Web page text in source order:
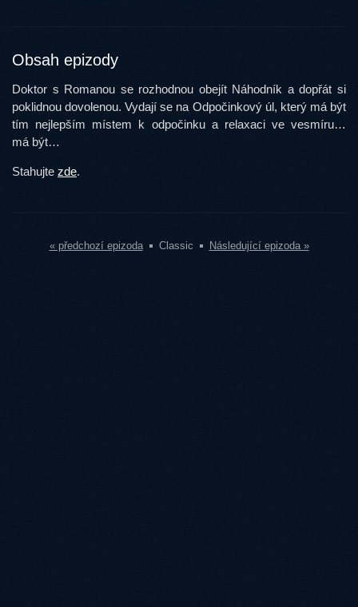
Obsah epizody
Doktor s Romanou se rozhodnou obejít Náhodník a dopřát si
poklidnou dovolenou. Vydají se na Odpočinkový úl, který má být
tím nejlepším místem k odpočinku a relaxaci ve vesmíru…
má být…
Stahujte zde.
« předchozí epizoda Classic Následující epizoda »